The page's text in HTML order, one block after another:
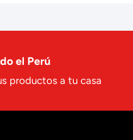
el Perú
productos a tu casa